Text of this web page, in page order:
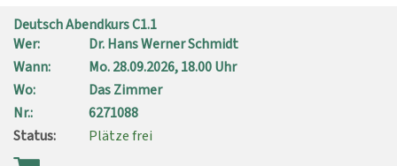
Deutsch Abendkurs C1.1
Wer:
Dr. Hans Werner Schmidt
Wann:
Mo.28.09.2026, 18.00 Uhr
Wo:
Das Zimmer
Nr.:
6271088
Status:
Plätze frei